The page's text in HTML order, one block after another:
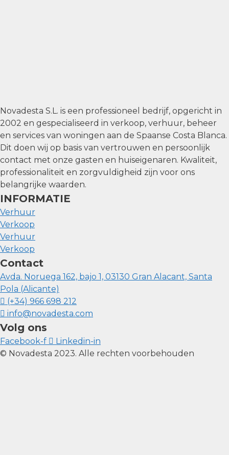
Novadesta S.L. is een professioneel bedrijf, opgericht in
2002 en gespecialiseerd in verkoop, verhuur, beheer
en services van woningen aan de Spaanse Costa Blanca.
Dit doen wij op basis van vertrouwen en persoonlijk
contact met onze gasten en huiseigenaren. Kwaliteit,
professionaliteit en zorgvuldigheid zijn voor ons
belangrijke waarden.
INFORMATIE
Verhuur
Verkoop
Verhuur
Verkoop
Contact
Avda. Noruega 162, bajo 1, 03130 Gran Alacant, Santa
Pola (Alicante)
(+34) 966 698 212
info@novadesta.com
Volg ons
Facebook-f
Linkedin-in
© Novadesta 2023. Alle rechten voorbehouden